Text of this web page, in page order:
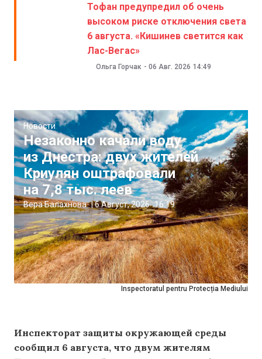
Тофан предупредил об очень
высоком риске отключения света
6 августа. «Кишинев светится как
Лас-Вегас»
Ольга Горчак - 06 Авг. 2026 14:49
Inspectoratul pentru Protecția Mediului
Новости
Незаконно качали воду
из Днестра: двух жителей
Криулян оштрафовали
на 7,8 тыс. леев
Вера Балахнова |6 Август, 2026 16:19
Инспекторат защиты окружающей среды
сообщил 6 августа, что двум жителям